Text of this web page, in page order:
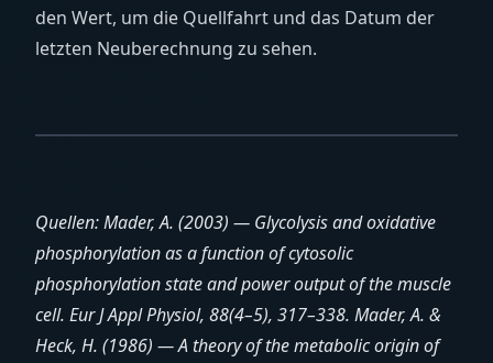
den Wert, um die Quellfahrt und das Datum der
letzten Neuberechnung zu sehen.
Quellen: Mader, A. (2003) — Glycolysis and oxidative
phosphorylation as a function of cytosolic
phosphorylation state and power output of the muscle
cell. Eur J Appl Physiol, 88(4–5), 317–338. Mader, A. &
Heck, H. (1986) — A theory of the metabolic origin of